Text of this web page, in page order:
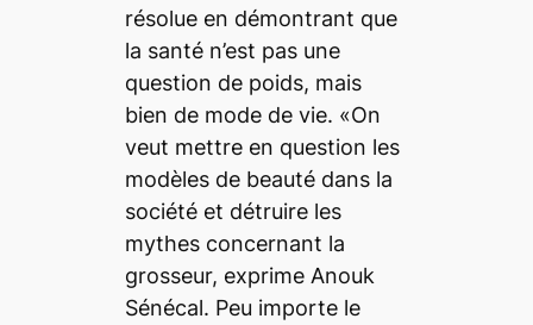
résolue en démontrant que
la santé n’est pas une
question de poids, mais
bien de mode de vie. «On
veut mettre en question les
modèles de beauté dans la
société et détruire les
mythes concernant la
grosseur, exprime Anouk
Sénécal. Peu importe le